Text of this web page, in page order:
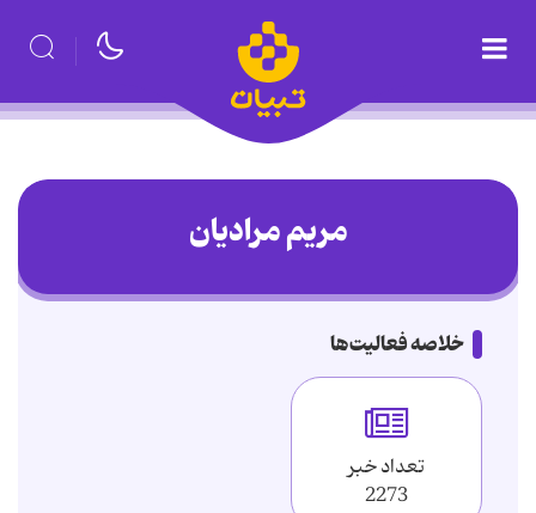
مریم مرادیان
خلاصه فعالیت‌ها
تعداد خبر
2273